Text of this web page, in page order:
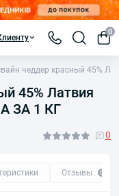
0
чеддер красный 45%
45% Латвия
ЗА 1 КГ
0
Отзывы 0